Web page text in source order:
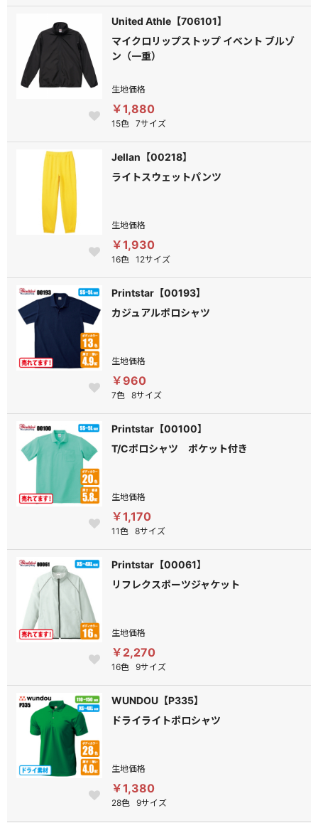
United Athle【706101】
マイクロリップストップ イベント ブルゾ
ン（一重）
生地価格
￥1,880
15色 7サイズ
Jellan【00218】
ライトスウェットパンツ
生地価格
￥1,930
16色 12サイズ
Printstar【00193】
カジュアルポロシャツ
生地価格
￥960
7色 8サイズ
Printstar【00100】
T/Cポロシャツ ポケット付き
生地価格
￥1,170
11色 8サイズ
Printstar【00061】
リフレクスポーツジャケット
生地価格
￥2,270
16色 9サイズ
WUNDOU【P335】
ドライライトポロシャツ
生地価格
￥1,380
28色 9サイズ